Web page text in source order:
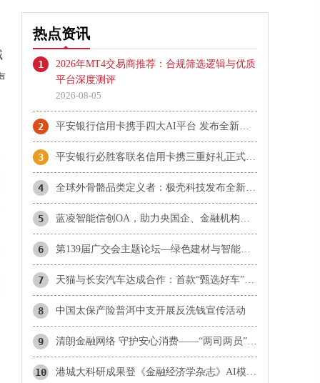
热点资讯
1
2026年MT4交易商推荐：合规筛选逻辑与优质
平台深度测评
2026-08-05
2 平安银行信用卡携手四大AI平台 发布全新产品阐释“AI即生活”
3 平安银行必胜客联名信用卡携三重好礼正式上市
4 全球外骨骼品类定义者：极壳科技发布全新Hypershell X 系列
5 蓝凌智能信创OA，助力央国企、金融机构办公自主可控、高效智能
6 第139届广交会主题论坛—绿色建材与智能家居产业高质量出海交流活动在广州成功举办
7 天猫与长安汽车达成合作：首款“甄选好车”长安启源全新Q05激光极智版上线
8 中国太保产险普洱中支开展反洗钱宣传活动
9 清朗金融网络 守护安心消费——“两司两员”金融护航专项风险提示
10 港城大科研成果登《金融经济学杂志》AI模型破解金融资产定价难题